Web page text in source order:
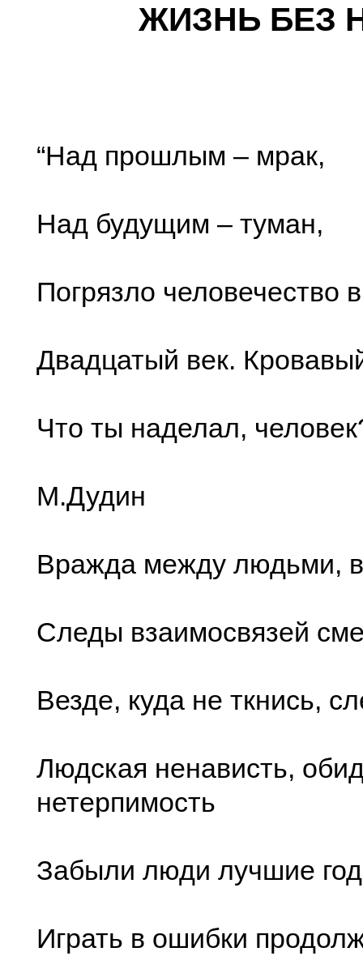
ЖИЗНЬ БЕЗ
“Над прошлым – мрак,
Над будущим – туман,
Погрязло человечество
Двадцатый век.
Что ты наделал,
М.Дудин
Вражда между людьми,
Следы взаимосвязей
Везде, куда не ткнись,
Людская ненависть,
нетерпимость
Забыли люди лучшие
Играть в ошибки